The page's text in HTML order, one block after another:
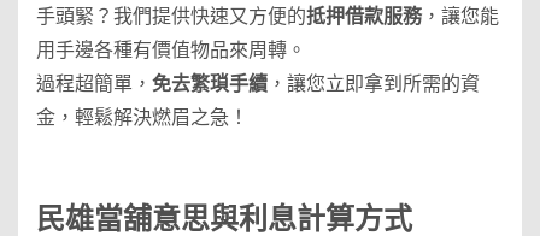
手頭緊？我們提供快速又方便的抵押借款服務 ，讓您能
用手邊各種有價值物品來周轉。
過程超簡單， 免去繁瑣手續 ，讓您立即拿到所需的資
金，輕鬆解決燃眉之急！
民雄當舖意思與利息計算方式